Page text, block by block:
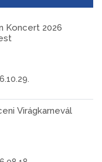
Koncert 2026
Virágkarnevál